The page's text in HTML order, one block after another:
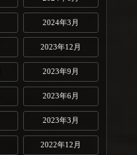
2024年3月
2023年12月
2023年9月
2023年6月
2023年3月
2022年12月